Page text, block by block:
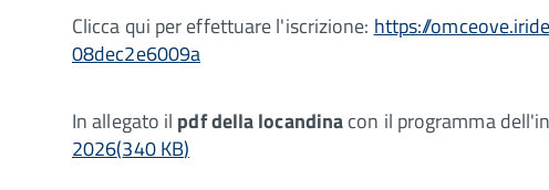
Clicca qui per effettuare l'iscrizione: https://
08dec2e6009a
In allegato il pdf della locandinacon il programma
2026(340 KB)